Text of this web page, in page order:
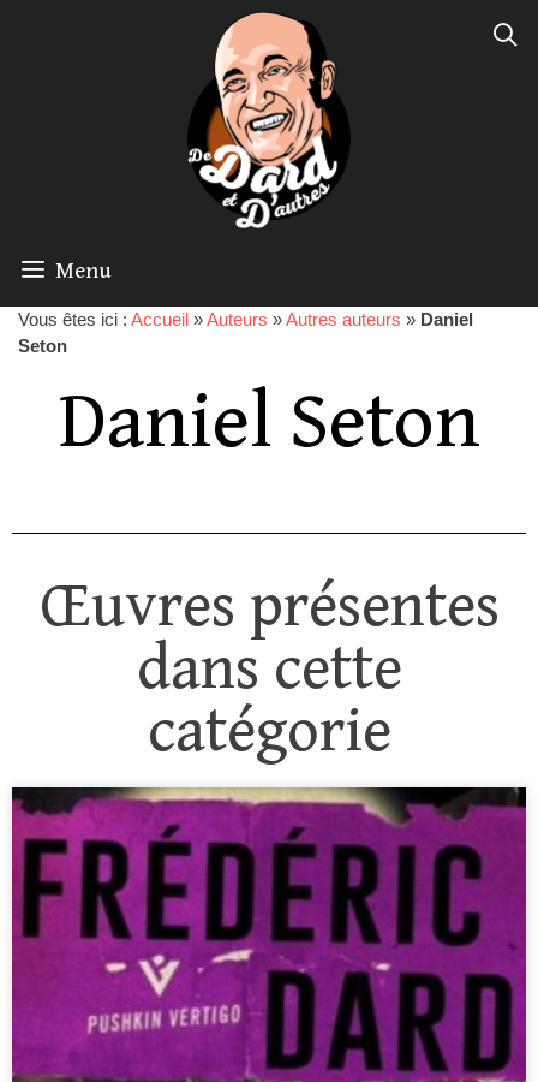
Menu
Vous êtes ici : Accueil »Auteurs »Autres auteurs » Daniel
Seton
Daniel Seton
Œuvres présentes
dans cette
catégorie